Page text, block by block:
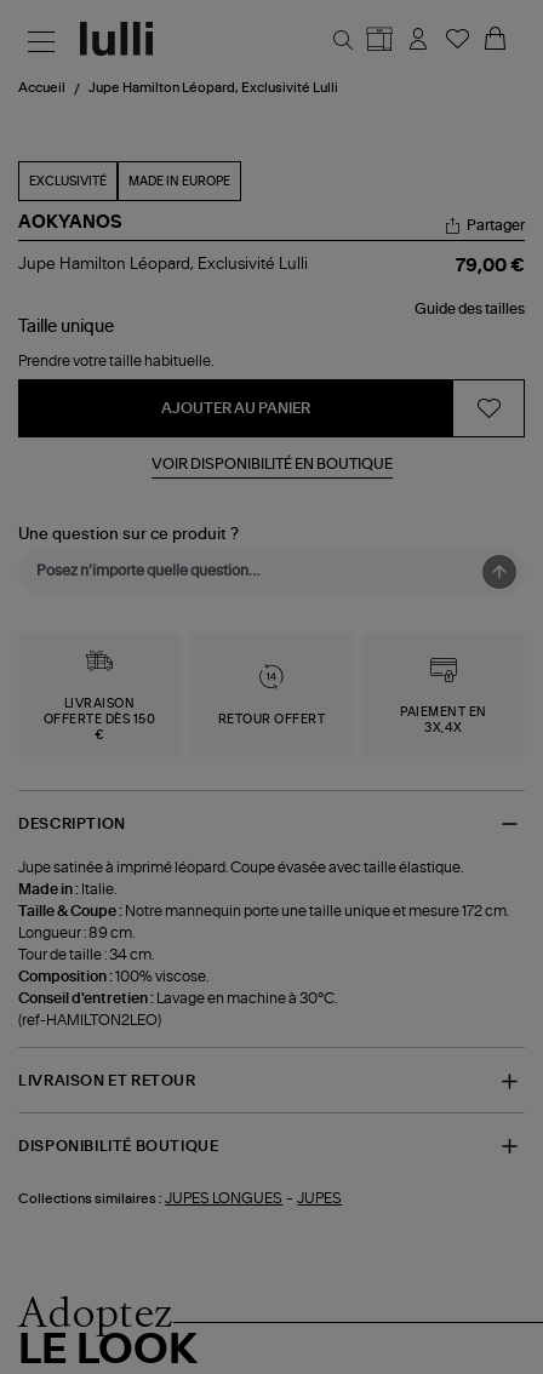
Accueil Jupe Hamilton Léopard, Exclusivité Lulli
EXCLUSIVITÉ MADE IN EUROPE
AOKYANOS
Jupe
Exclusivité
Lulli
Partager
Jupe Hamilton Léopard, Exclusivité Lulli 79,00 €
Guide des tailles
Taille unique
Prendre votre taille habituelle.
AJOUTER AU PANIER
VOIR DISPONIBILITÉ EN BOUTIQUE
Une question sur ce produit ?
LIVRAISON
OFFERTE DÈS 150
€
RETOUR OFFERT
PAIEMENT EN
3X,4X
DESCRIPTION
Jupe satinée à imprimé léopard. Coupe évasée avec taille élastique.
Made in : Italie.
Taille & Coupe : Notre mannequin porte une taille unique et mesure 172 cm.
Longueur : 89 cm.
Tour de taille : 34 cm.
Composition :100% viscose.
Conseil d'entretien : Lavage en machine à 30°C.
(ref-HAMILTON2LEO)
LIVRAISON ET RETOUR
DISPONIBILITÉ BOUTIQUE
Collections similaires : JUPES LONGUES -JUPES
Adoptez
LE LOOK